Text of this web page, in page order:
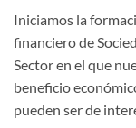
Iniciamos la
financiero de
Sector en el que
beneficio
pueden ser de